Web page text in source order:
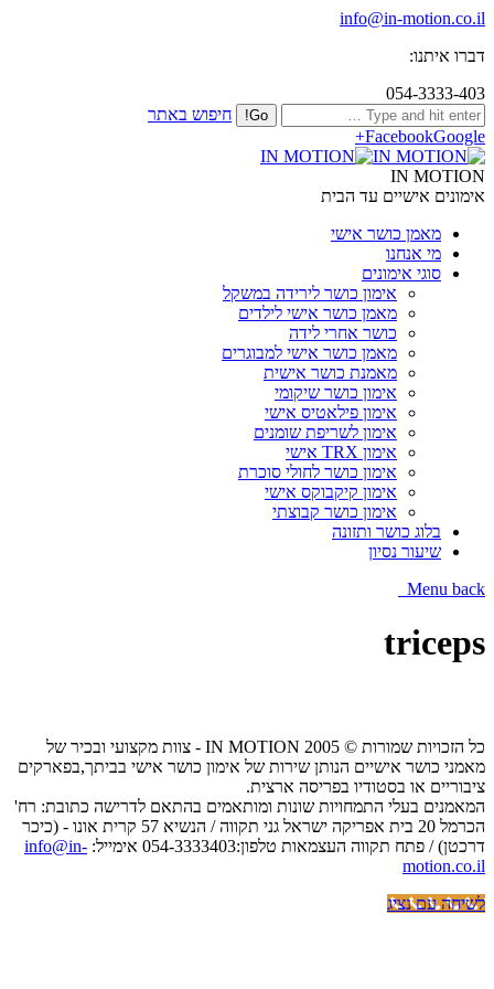
info@in-motion.co.il
דברו איתנו:
054-3333-403
חיפוש באתר
FacebookGoogle+
IN MOTION
אימונים אישיים עד הבית
מאמן כושר אישי
מי אנחנו
סוגי אימונים
אימון כושר לירידה במשקל
מאמן כושר אישי לילדים
כושר אחרי לידה
מאמן כושר אישי למבוגרים
מאמנת כושר אישית
אימון כושר שיקומי
אימון פילאטיס אישי
אימון לשריפת שומנים
אימון TRX אישי
אימון כושר לחולי סוכרת
אימון קיקבוקס אישי
אימון כושר קבוצתי
בלוג כושר ותזונה
שיעור נסיון
Menu back
triceps
כל הזכויות שמורות © IN MOTION 2005 - צוות מקצועי ובכיר של
מאמני כושר אישיים הנותן שירות של אימון כושר אישי בביתך,בפארקים
ציבוריים או בסטודיו בפריסה ארצית.
המאמנים בעלי התמחויות שונות ומותאמים בהתאם לדרישה כתובת: רח'
הכרמל 20 בית אפריקה ישראל גני תקווה / הנשיא 57 קרית אונו - (כיכר
דרכטן) / פתח תקווה העצמאות טלפון:054-3333403 אימייל:
info@in-
motion.co.il
לשיחה עם נציג